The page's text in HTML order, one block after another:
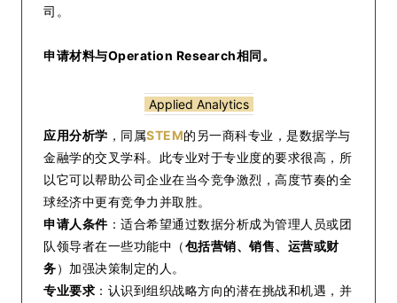
司。
申请材料与Operation Research相同。
Applied Analytics
应用分析学 ，同属STEM的另一商科专业，是数据学与
金融学的交叉学科。此专业对于专业度的要求很高，所
以它可以帮助公司企业在当今竞争激烈，高度节奏的全
球经济中更有竞争力并取胜。
申请人条件：适合希望通过数据分析成为管理人员或团
队领导者在一些功能中（包括营销、销售、运营或财
务）加强决策制定的人。
专业要求 ：认识到组织战略方向的潜在挑战和机遇，并